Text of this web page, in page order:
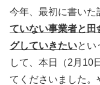
今年、最初に書いた
ていない事業者と田
グしていきたいとい
して、本日（2月10
てくださいました。